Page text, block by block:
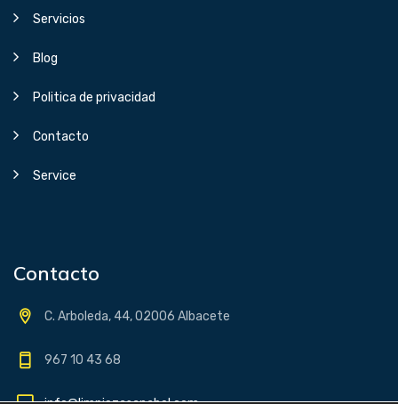
Servicios
Blog
Politica de privacidad
Contacto
Service
Contacto
C. Arboleda, 44, 02006 Albacete
967 10 43 68